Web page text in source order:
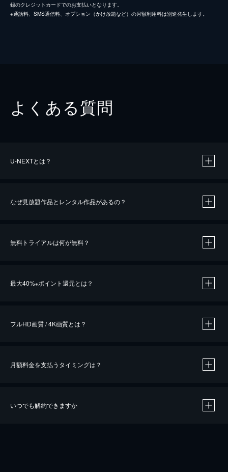
録のクレジットカードでのお支払いとなります。
※通話料、SMS通信料、オプション（かけ放題など）の月額利用料は別途発生します。
よくある質問
U-NEXTとは？
なぜ見放題作品とレンタル作品があるの？
無料トライアルは何が無料？
最大40%※ポイント還元とは？
※40％ポイント還元の対象は、クレジットカード決済による作品の購入 / レンタルです。
iOSアプリのUコイン決済による作品の購入 / レンタルは、20％のポイント還元です。
フルHD画質 / 4K画質とは？
月額料金を支払うタイミングは？
いつでも解約できますか